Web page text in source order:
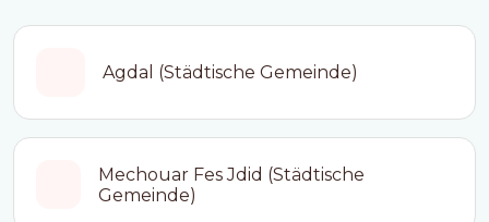
Agdal (Städtische Gemeinde)
Mechouar Fes Jdid (Städtische
Gemeinde)